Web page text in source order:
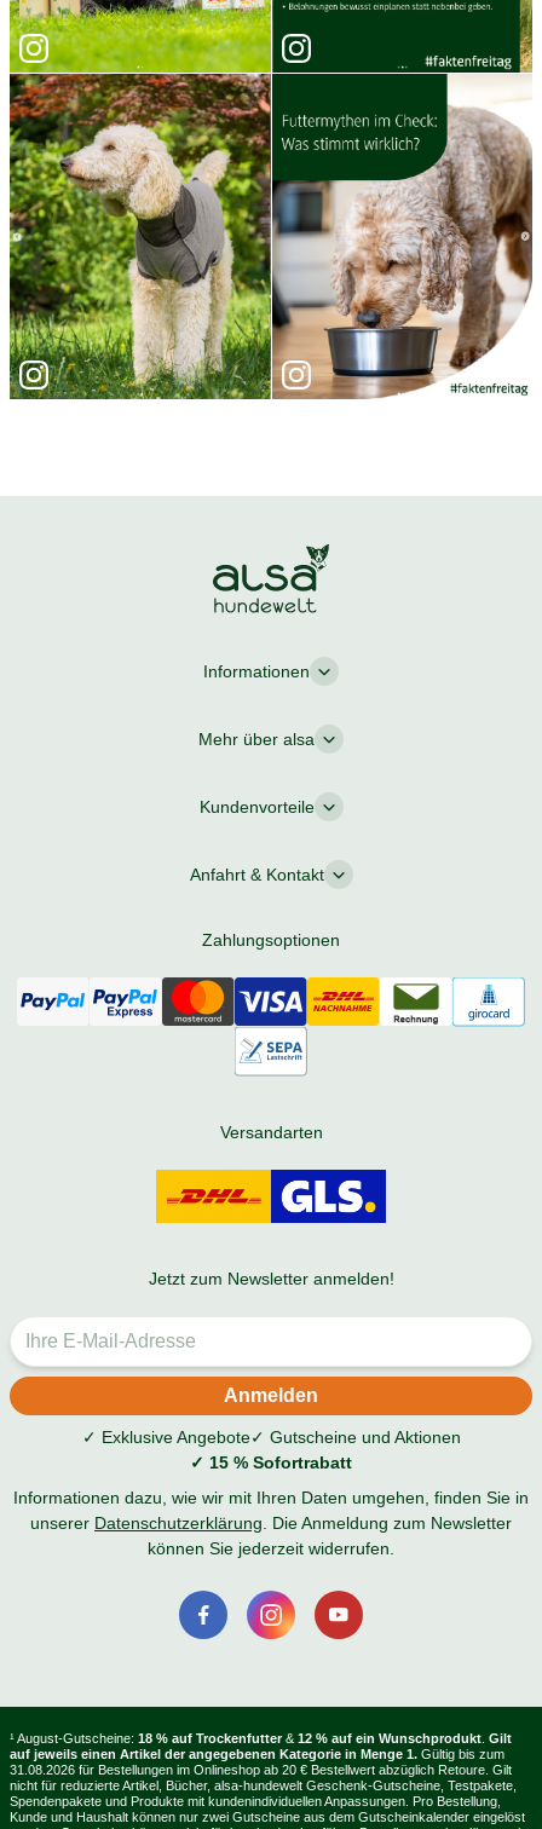
Informationen
Mehr über alsa
Kundenvorteile
Anfahrt & Kontakt
Zahlungsoptionen
Versandarten
Jetzt zum Newsletter anmelden!
✓ Exklusive Angebote✓ Gutscheine und Aktionen
✓ 15 % Sofortrabatt
Informationen dazu, wie wir mit Ihren Daten umgehen, finden Sie in
unserer Datenschutzerklärung . Die Anmeldung zum Newsletter
können Sie jederzeit widerrufen.
¹ August-Gutscheine: 18 % auf Trockenfutter & 12 % auf ein Wunschprodukt Gilt
auf jeweils einen Artikel der angegebenen Kategorie in Menge 1. Gültig bis zum
31.08.2026 für Bestellungen im Onlineshop ab 20 € Bestellwert abzüglich Retoure. Gilt
nicht für reduzierte Artikel, Bücher, alsa-hundewelt Geschenk-Gutscheine, Testpakete,
Spendenpakete und Produkte mit kundenindividuellen Anpassungen. Pro Bestellung,
Kunde und Haushalt können nur zwei Gutscheine aus dem Gutscheinkalender eingelöst